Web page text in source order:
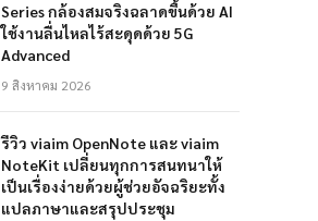
Series กล้องสมจริงฉลาดขึ้นด้วย AI
ใช้งานลื่นไหลไร้สะดุดด้วย 5G
Advanced
9 สิงหาคม 2026
รีวิว viaim OpenNote และ viaim
NoteKit เปลี่ยนทุกการสนทนาให้
เป็นเรื่องง่ายด้วยผู้ช่วยอัจฉริยะทั้ง
แปลภาษาและสรุปประชุม